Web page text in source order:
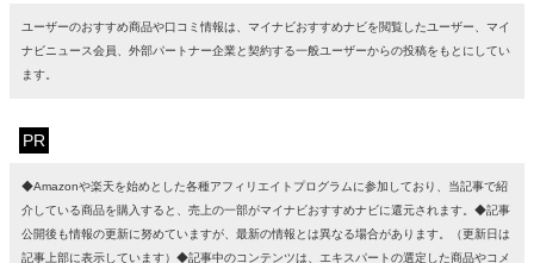
ユーザーのおすすめ商品や口コミ情報は、マイナビおすすめナビを閲覧したユーザー、マイ
ナビニュース会員、外部パートナー企業と契約する一般ユーザーからの投稿をもとにしてい
ます。
PR
◆Amazonや楽天を始めとした各種アフィリエイトプログラムに参加しており、当記事で紹
介している商品を購入すると、売上の一部がマイナビおすすめナビに還元されます。◆記事
公開後も情報の更新に努めていますが、最新の情報とは異なる場合があります。（更新日は
記事上部に表示しています）◆記事中のコンテンツは、エキスパートの選定した商品やコメ